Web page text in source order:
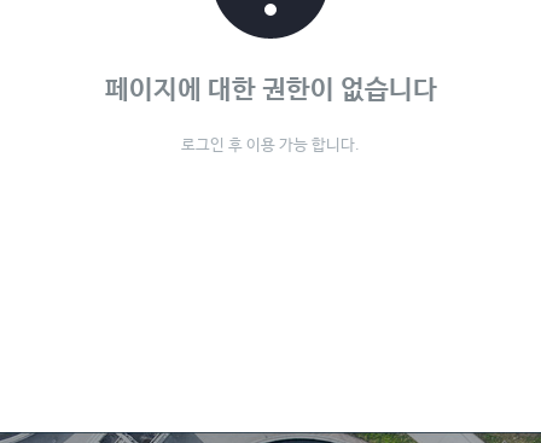
페이지에 대한 권한이 없습니다
로그인 후 이용 가능 합니다.